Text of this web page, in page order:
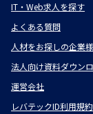
IT・Web求人を探す
よくある質問
人材をお探しの企業
法人向け資料ダウン
運営会社
レバテックID利用規約